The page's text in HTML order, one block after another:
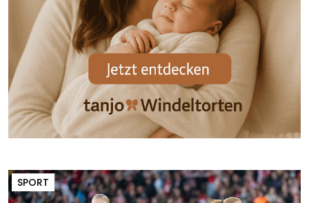
SPORT